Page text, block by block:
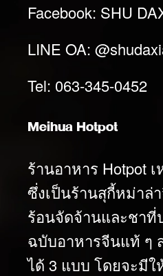
Facebook: SHU
LINE OA:
Tel: 063-345-0452
Meihua Hotpot
ร้านอาหาร Hotpot
ซึ่งเป็นร้านสุกี้หม่าล่
ร้อนจัดจ้านและชา
ฉบับอาหารจีนแท้ ๆ
ได้ 3 แบบ โดยจะมีใ